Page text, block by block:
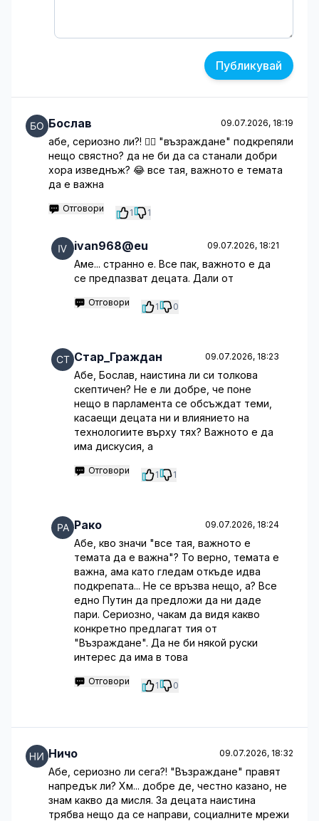
Публикувай
Бослав 09.07.2026, 18:19
абе, сериозно ли?! 🤦‍♀️ "възраждане" подкрепяли
нещо свястно? да не би да са станали добри
хора изведнъж? 😂 все тая, важното е темата
да е важна
Отговори 1 1
ivan968@eu 09.07.2026, 18:21
Аме... странно е. Все пак, важното е да
се предпазват децата. Дали от
Отговори 1 0
Стар_Граждан 09.07.2026, 18:23
Абе, Бослав, наистина ли си толкова
скептичен? Не е ли добре, че поне
нещо в парламента се обсъждат теми,
касаещи децата ни и влиянието на
технологиите върху тях? Важното е да
има дискусия, а
Отговори 1 1
Рако 09.07.2026, 18:24
Абе, кво значи "все тая, важното е
темата да е важна"? То верно, темата е
важна, ама като гледам откъде идва
подкрепата... Не се връзва нещо, а? Все
едно Путин да предложи да ни даде
пари. Сериозно, чакам да видя какво
конкретно предлагат тия от
"Възраждане". Да не би някой руски
интерес да има в това
Отговори 1 0
Ничо 09.07.2026, 18:32
Абе, сериозно ли сега?! "Възраждане" правят
напредък ли? Хм... добре де, честно казано, не
знам какво да мисля. За децата наистина
трябва нещо да се направи, социалните мрежи